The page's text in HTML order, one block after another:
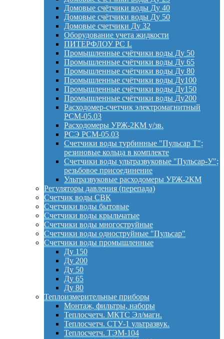
Домовые счётчики воды Ду 40
Домовые счётчики воды Ду 50
Домовые счетчики Ду 32
Оборудование учета жидкости
ПИТЕРФЛОУ РС L
Промышленные счётчики воды Ду 50
Промышленные счётчики воды Ду 65
Промышленные счётчики воды Ду 80
Промышленные счётчики воды Ду100
Промышленные счётчики воды Ду150
Промышленные счётчики воды Ду200
Расходомер-счетчик электромагнитный
РСМ-05.03
Расходомеры УРЖ-2КМ у/зв.
РСЭ РСМ-05.03
Счетчики воды турбинные "Пульсар Т";
резиновые кольца в комплекте
Счетчики воды ультразвуковые "Пульсар-У";
резьбовое присоединение
Ультразвуковые расходомеры УРЖ-2КМ
Регуляторы давления (перепада)
Счетчик воды СВК
Счетчики воды бытовые
Счетчики воды крыльчатые
Счетчики воды многоструйные
Счетчики воды одноструйные "Пульсар"
Счетчики воды промышленные
Ду 150
Ду 200
Ду 50
Ду 65
Ду 80
Теплоизмерительные приборы
Монтаж, фильтры, наборы
Теплосчетч. МКТС Эл/магн.
Теплосчетч. СТУ-1 ультразвук.
Теплосчетч. ТЭМ-104